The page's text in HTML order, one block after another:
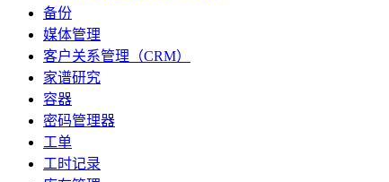
备份
媒体管理
客户关系管理（CRM）
家谱研究
容器
密码管理器
工单
工时记录